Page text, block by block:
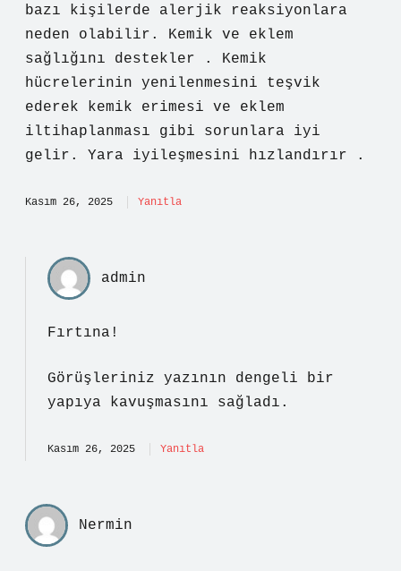
bazı kişilerde alerjik reaksiyonlara
neden olabilir. Kemik ve eklem
sağlığını destekler . Kemik
hücrelerinin yenilenmesini teşvik
ederek kemik erimesi ve eklem
iltihaplanması gibi sorunlara iyi
gelir. Yara iyileşmesini hızlandırır .
Kasım 26, 2025 Yanıtla
admin
Fırtına!
Görüşleriniz yazının dengeli bir
yapıya kavuşmasını sağladı.
Kasım 26, 2025 Yanıtla
Nermin